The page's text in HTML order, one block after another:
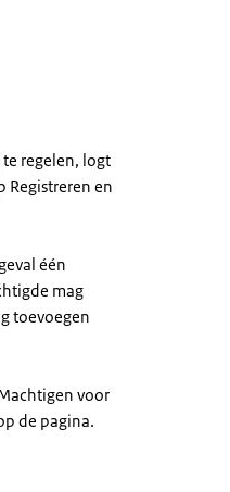
regelen, logt
Registreren en
één
mag
toevoegen
voor
de pagina.